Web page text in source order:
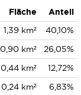
Fläche
Anteil
1,39 km²
40,10%
0,90 km²
26,05%
0,44 km²
12,72%
0,24 km² 6,83%